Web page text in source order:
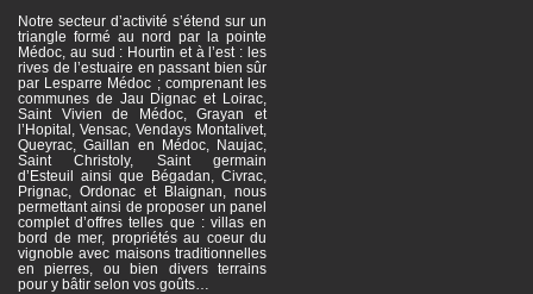
Notre secteur d’activité s’étend sur un
triangle formé au nord par la pointe
Médoc, au sud : Hourtin et à l’est : les
rives de l’estuaire en passant bien sûr
par Lesparre Médoc ; comprenant les
communes de Jau Dignac et Loirac,
Saint Vivien de Médoc, Grayan et
l’Hopital, Vensac, Vendays Montalivet,
Queyrac, Gaillan en Médoc, Naujac,
Saint Christoly, Saint germain
d’Esteuil ainsi que Bégadan, Civrac,
Prignac, Ordonac et Blaignan, nous
permettant ainsi de proposer un panel
complet d’offres telles que : villas en
bord de mer, propriétés au coeur du
vignoble avec maisons traditionnelles
en pierres, ou bien divers terrains
pour y bâtir selon vos goûts…